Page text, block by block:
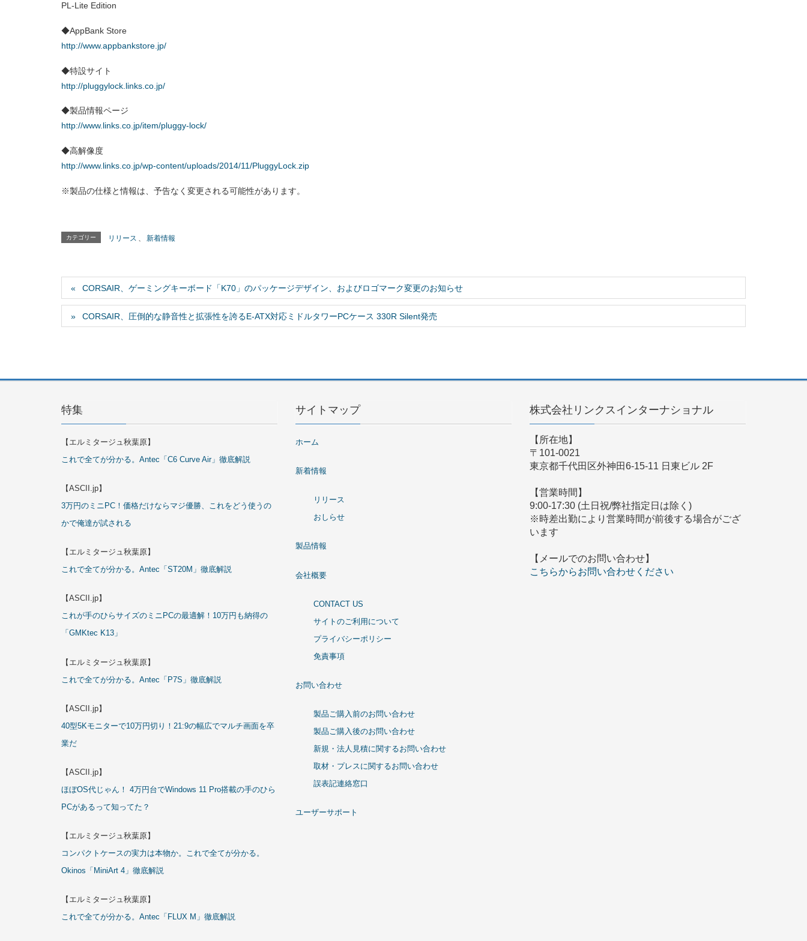
PL-Lite Edition
◆AppBank Store
http://www.appbankstore.jp/
◆特設サイト
http://pluggylock.links.co.jp/
◆製品情報ページ
http://www.links.co.jp/item/pluggy-lock/
◆高解像度
http://www.links.co.jp/wp-content/uploads/2014/11/PluggyLock.zip
※製品の仕様と情報は、予告なく変更される可能性があります。
カテゴリー リリース 、 新着情報
CORSAIR、ゲーミングキーボード「K70」のパッケージデザイン、およびロゴマーク変更のお知らせ
CORSAIR、圧倒的な静音性と拡張性を誇るE-ATX対応ミドルタワーPCケース 330R Silent発売
特集
【エルミタージュ秋葉原】
これで全てが分かる。Antec「C6 Curve Air」徹底解説
【ASCII.jp】
3万円のミニPC！価格だけならマジ優勝、これをどう使うの
かで俺達が試される
【エルミタージュ秋葉原】
これで全てが分かる。Antec「ST20M」徹底解説
【ASCII.jp】
これが手のひらサイズのミニPCの最適解！10万円も納得の
「GMKtec K13」
【エルミタージュ秋葉原】
これで全てが分かる。Antec「P7S」徹底解説
【ASCII.jp】
40型5Kモニターで10万円切り！21:9の幅広でマルチ画面を卒
業だ
【ASCII.jp】
ほぼOS代じゃん！ 4万円台でWindows 11 Pro搭載の手のひら
PCがあるって知ってた？
【エルミタージュ秋葉原】
コンパクトケースの実力は本物か。これで全てが分かる。
Okinos「MiniArt 4」徹底解説
【エルミタージュ秋葉原】
これで全てが分かる。Antec「FLUX M」徹底解説
サイトマップ
ホーム
新着情報
リリース
おしらせ
製品情報
会社概要
CONTACT US
サイトのご利用について
プライバシーポリシー
免責事項
お問い合わせ
製品ご購入前のお問い合わせ
製品ご購入後のお問い合わせ
新規・法人見積に関するお問い合わせ
取材・プレスに関するお問い合わせ
誤表記連絡窓口
ユーザーサポート
株式会社リンクスインターナショナル
【所在地】
〒101-0021
東京都千代田区外神田6-15-11 日東ビル 2F
【営業時間】
9:00-17:30 (土日祝/弊社指定日は除く)
※時差出勤により営業時間が前後する場合がござ
います
【メールでのお問い合わせ】
こちらからお問い合わせください